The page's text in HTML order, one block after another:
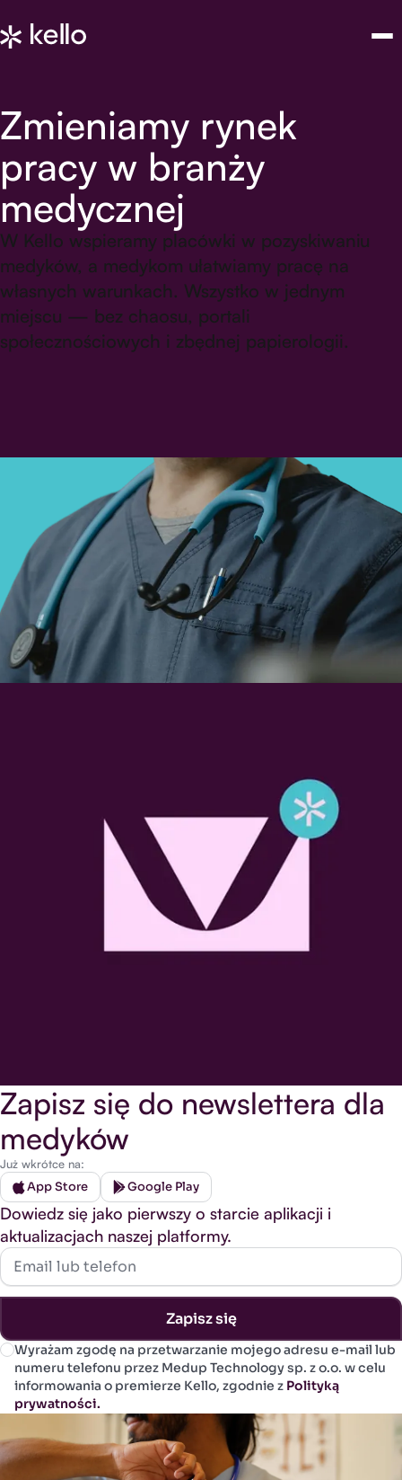
Zmieniamy rynek
pracy w branży
medycznej
W Kello wspieramy placówki w pozyskiwaniu
medyków, a medykom ułatwiamy pracę na
własnych warunkach. Wszystko w jednym
miejscu — bez chaosu, portali
społecznościowych i zbędnej papierologii.
Zapisz się do newslettera dla
medyków
Już wkrótce na:
App Store Google Play
Dowiedz się jako pierwszy o starcie aplikacji i
aktualizacjach naszej platformy.
Email lub telefon
Zapisz się
Wyrażam zgodę na przetwarzanie mojego adresu e-mail lub
numeru telefonu przez Medup Technology sp. z o.o. w celu
informowania o premierze Kello, zgodnie z Polityką
prywatności.